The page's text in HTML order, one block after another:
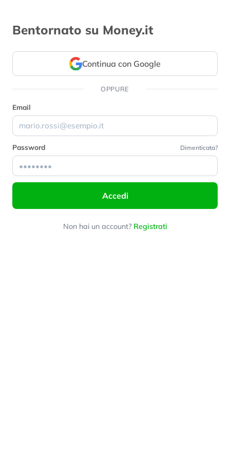
Bentornato su Money.it
Continua con Google
OPPURE
Email
Password Dimenticata?
Accedi
Non hai un account? Registrati